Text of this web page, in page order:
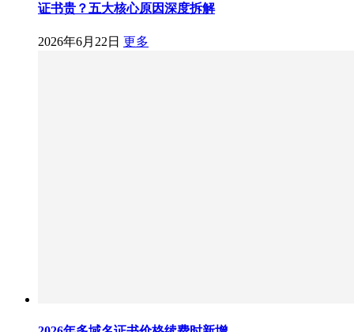
证书贵？五大核心原因深度拆解
2026年6月22日 更多